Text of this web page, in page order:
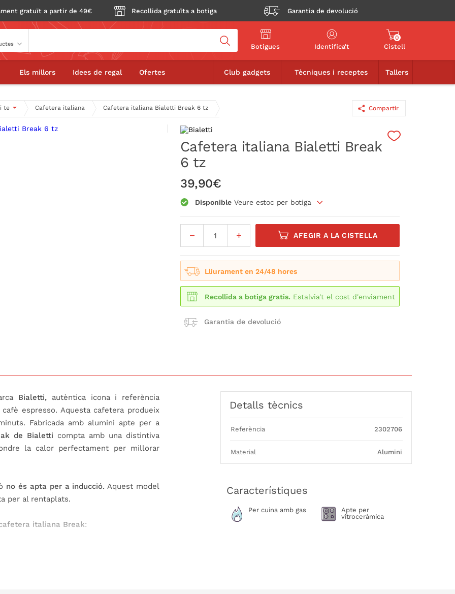
gratuït a partir de 49€ Recollida gratuïta a botiga Garantia de devolució
Botigues Identifica't
0
Cistell
Els millors Idees de regal Ofertes Club gadgets Tècniques i receptes Tallers
te Cafetera italiana Cafetera italiana Bialetti Break 6 tz
39,90€
Bialetti Break 6 tz
Cafetera italiana Bialetti Break
6 tz
39,90€
Disponible Veure estoc per botiga
AFEGIR A LA CISTELLA
Lliurament en 24/48 hores
Recollida a botiga gratis. Estalvia't el cost d'enviament
Garantia de devolució
Compartir
Bialetti, autèntica icona i referència
espresso. Aquesta cafetera produeix
Fabricada amb alumini apte per a
de Bialetti compta amb una distintiva
la calor perfectament per millorar
no és apta per a inducció. Aquest model
per al rentaplats.
italiana Break:
parts de la cafetera: Recipients, filtre,
Detalls tècnics
Referència 2302706
Material Alumini
Característiques
Per cuina amb gas
Apte per
vitroceràmica